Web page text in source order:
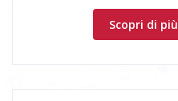
Scopri di più